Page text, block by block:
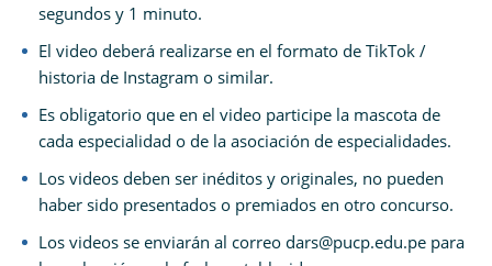
segundos y 1 minuto.
El video deberá realizarse en el formato de TikTok /
historia de Instagram o similar.
Es obligatorio que en el video participe la mascota de
cada especialidad o de la asociación de especialidades.
Los videos deben ser inéditos y originales, no pueden
haber sido presentados o premiados en otro concurso.
Los videos se enviarán al correo dars@pucp.edu.pe para